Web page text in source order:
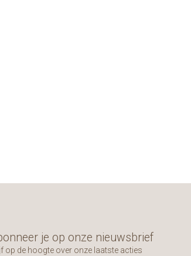
je op onze nieuwsbrief
op de hoogte over onze laatste acties